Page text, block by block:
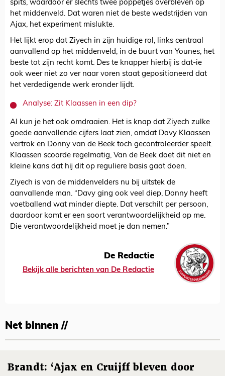
spits, waardoor er slechts twee poppetjes overbleven op
het middenveld. Dat waren niet de beste wedstrijden van
Ajax, het experiment mislukte.
Het lijkt erop dat Ziyech in zijn huidige rol, links centraal
aanvallend op het middenveld, in de buurt van Younes, het
beste tot zijn recht komt. Des te knapper hierbij is dat-ie
ook weer niet zo ver naar voren staat gepositioneerd dat
het verdedigende werk eronder lijdt.
Analyse: Zit Klaassen in een dip?
Al kun je het ook omdraaien. Het is knap dat Ziyech zulke
goede aanvallende cijfers laat zien, omdat Davy Klaassen
vertrok en Donny van de Beek toch gecontroleerder speelt.
Klaassen scoorde regelmatig, Van de Beek doet dit niet en
kleine kans dat hij dit op reguliere basis gaat doen.
Ziyech is van de middenvelders nu bij uitstek de
aanvallende man. “Davy ging ook veel diep, Donny heeft
voetballend wat minder diepte. Dat verschilt per persoon,
daardoor komt er een soort verantwoordelijkheid op me.
Die verantwoordelijkheid moet je dan nemen.”
De Redactie
Bekijk alle berichten van De Redactie
Net binnen //
Brandt: ‘Ajax en Cruijff bleven door